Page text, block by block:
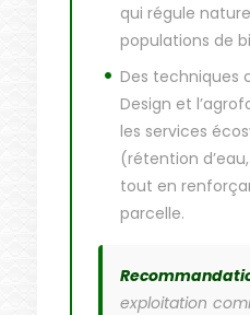
qui régule
populations de
Des techniques
Design et
les services
(rétention
tout en
parcelle.
exploitation